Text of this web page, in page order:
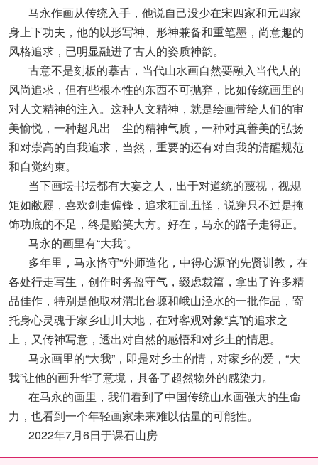
马永作画从传统入手，他说自己没少在宋四家和元四家
身上下功夫，他的以形写神、形神兼备和重笔墨，尚意趣的
风格追求，已明显融进了古人的姿质神韵。
古意不是刻板的摹古，当代山水画自然要融入当代人的
风尚追求，但有些根本性的东西不可抛弃，比如传统画里的
对人文精神的注入。这种人文精神，就是绘画带给人们的审
美愉悦，一种超凡出 尘的精神气质，一种对真善美的弘扬
和对崇高的自我追求，当然，重要的还有对自我的清醒规范
和自觉约束。
当下画坛书坛都有大妄之人，出于对道统的蔑视，视规
矩如敝屣，喜欢剑走偏锋，追求狂乱丑怪，说穿只不过是掩
饰功底的不足，终是贻笑大方。好在，马永的路子走得正。
马永的画里有“大我”。
多年里，马永恪守“外师造化，中得心源”的先贤训教，在
各处行走写生，创作时务盈守气，缀虑裁篇，拿出了许多精
品佳作，特别是他取材渭北台塬和峨山泾水的一批作品，寄
托身心灵魂于家乡山川大地，在对客观对象“真”的追求之
上，又传神写意，透出对自然的感悟和对乡土的情思。
马永画里的“大我”，即是对乡土的情，对家乡的爱，“大
我”让他的画升华了意境，具备了超然物外的感染力。
在马永的画里，我们看到了中国传统山水画强大的生命
力，也看到一个年轻画家未来难以估量的可能性。
2022年7月6日于课石山房